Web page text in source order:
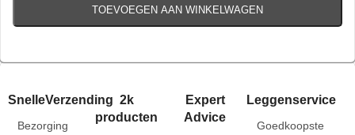
TOEVOEGEN AAN WINKELWAGEN
SnelleVerzending
Bezorging
2k
producten
Expert
Advice
Leggenservice
Goedkoopste